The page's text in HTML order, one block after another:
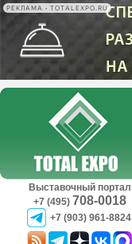
РЕКЛАМА • TOTALEXPO.RU
Выставочный портал
+7 (495) 708-0018
+7 (903) 961-8824